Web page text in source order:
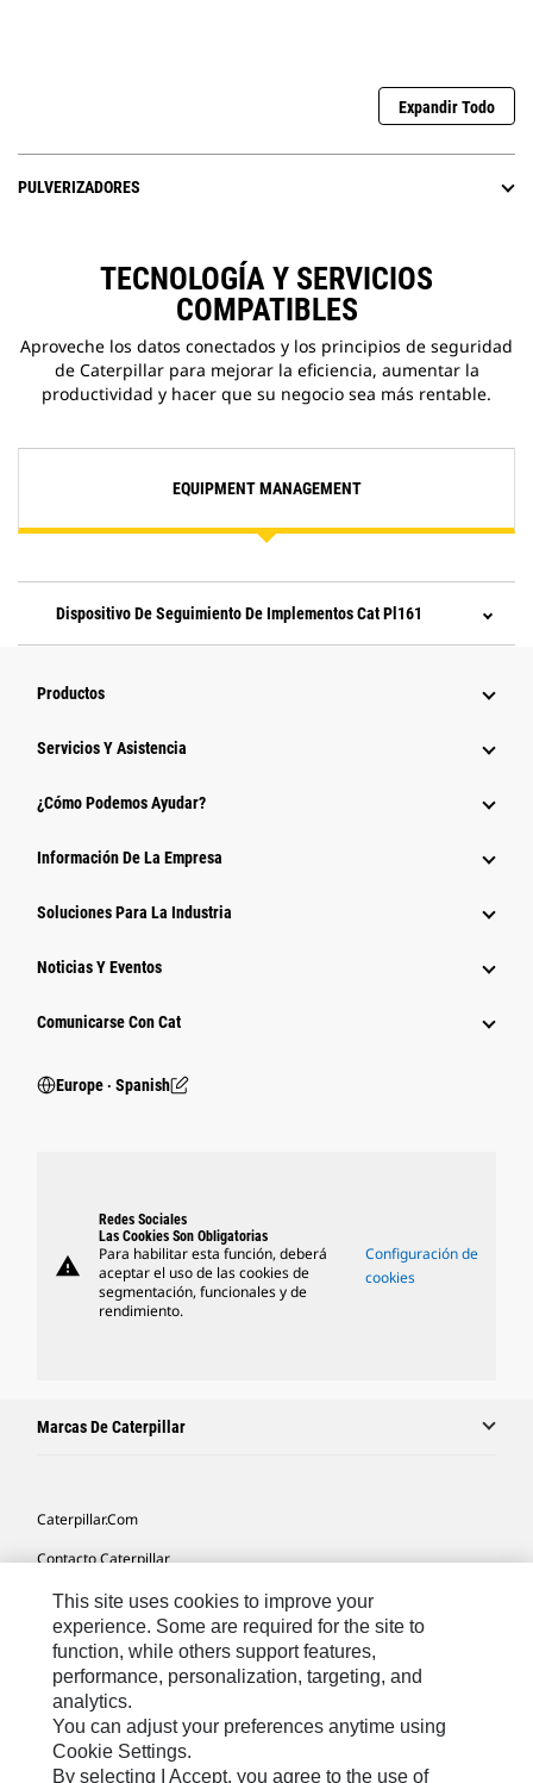
Expandir Todo
PULVERIZADORES
TECNOLOGÍA Y SERVICIOS
COMPATIBLES
Aproveche los datos conectados y los principios de seguridad
de Caterpillar para mejorar la eficiencia, aumentar la
productividad y hacer que su negocio sea más rentable.
EQUIPMENT MANAGEMENT
Dispositivo De Seguimiento De Implementos Cat Pl161
Productos
Servicios Y Asistencia
¿Cómo Podemos Ayudar?
Información De La Empresa
Soluciones Para La Industria
Noticias Y Eventos
Comunicarse Con Cat
Europe ‧ Spanish
warning
Redes Sociales
Las Cookies Son Obligatorias
Para habilitar esta función, deberá
aceptar el uso de las cookies de
segmentación, funcionales y de
rendimiento.
Configuración de
cookies
Marcas De Caterpillar
Caterpillar.com
Contacto Caterpillar
Mis Preferencias De Marketing
Mapa Del Sitio
Cookie Settings
Aviso Legal
Privacidad
This site uses cookies to improve your
experience. Some are required for the site to
function, while others support features,
performance, personalization, targeting, and
analytics.
You can adjust your preferences anytime using
Cookie Settings.
By selecting I Accept, you agree to the use of